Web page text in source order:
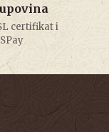
certifikat i